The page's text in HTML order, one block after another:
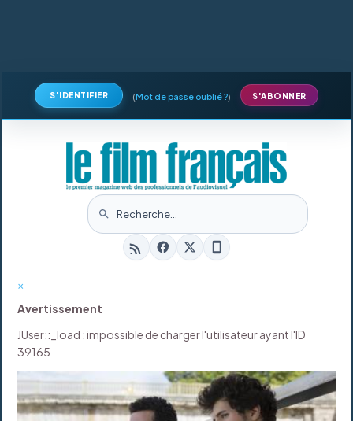
S'IDENTIFIER (Mot de passe oublié ?) S'ABONNER
×
Avertissement
JUser::_load : impossible de charger l'utilisateur ayant l'ID
39165